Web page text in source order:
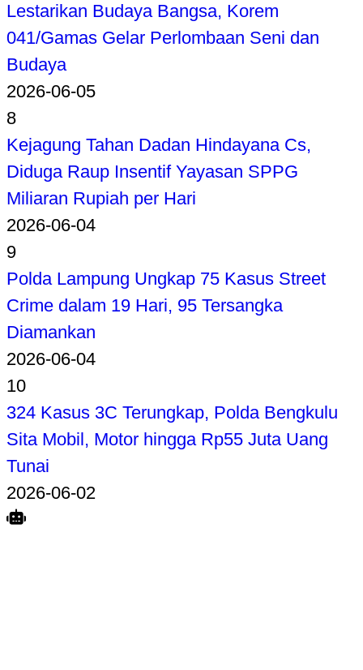
Lestarikan Budaya Bangsa, Korem
041/Gamas Gelar Perlombaan Seni dan
Budaya
2026-06-05
8
Kejagung Tahan Dadan Hindayana Cs,
Diduga Raup Insentif Yayasan SPPG
Miliaran Rupiah per Hari
2026-06-04
9
Polda Lampung Ungkap 75 Kasus Street
Crime dalam 19 Hari, 95 Tersangka
Diamankan
2026-06-04
10
324 Kasus 3C Terungkap, Polda Bengkulu
Sita Mobil, Motor hingga Rp55 Juta Uang
Tunai
2026-06-02